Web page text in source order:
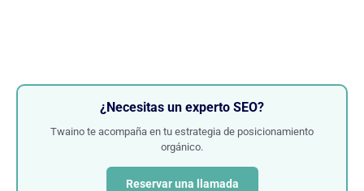
¿Necesitas un experto SEO?
Twaino te acompaña en tu estrategia de posicionamiento
orgánico.
Reservar una llamada